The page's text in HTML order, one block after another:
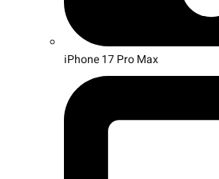
iPhone 17 Pro Max